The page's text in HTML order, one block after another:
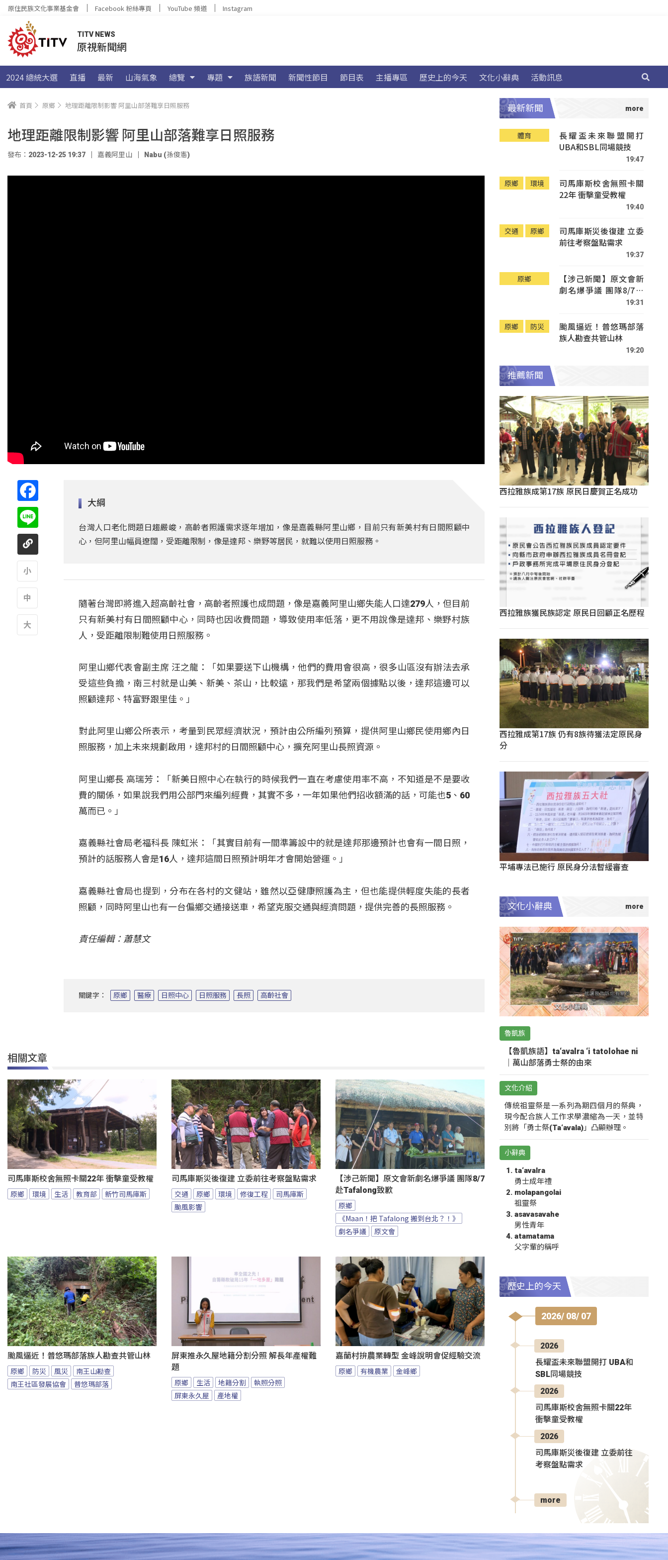
原住民族文化事業基金會 Facebook 粉絲專頁 YouTube 頻道 Instagram
TITV NEWS
原視新聞網
2024 總統大選 直播 最新 山海氣象 總覽 專題 族語新聞 新聞性節目 節目表 主播專區 歷史上的今天 文化小辭典 活動訊息
首頁 原鄉 地理距離限制影響 阿里山部落難享日照服務
地理距離限制影響 阿里山部落難享日照服務
發布：2023-12-25 19:37 嘉義阿里山 Nabu (孫俊憲)
大綱
台灣人口老化問題日趨嚴峻，高齡者照護需求逐年增加，像是嘉義縣阿里山鄉，目前只有新美村有日間照顧中
心，但阿里山幅員遼闊，受距離限制，像是達邦、樂野等居民，就難以使用日照服務。
隨著台灣即將進入超高齡社會，高齡者照護也成問題，像是嘉義阿里山鄉失能人口達279人，但目前
只有新美村有日間照顧中心，同時也因收費問題，導致使用率低落，更不用說像是達邦、樂野村族
人，受距離限制難使用日照服務。
阿里山鄉代表會副主席 汪之龍：「如果要送下山機構，他們的費用會很高，很多山區沒有辦法去承
受這些負擔，南三村就是山美、新美、茶山，比較遠，那我們是希望兩個據點以後，達邦這邊可以
照顧達邦、特富野跟里佳。」
對此阿里山鄉公所表示，考量到民眾經濟狀況，預計由公所編列預算，提供阿里山鄉民使用鄉內日
照服務，加上未來規劃啟用，達邦村的日間照顧中心，擴充阿里山長照資源。
阿里山鄉長 高瑞芳：「新美日照中心在執行的時候我們一直在考慮使用率不高，不知道是不是要收
費的關係，如果說我們用公部門來編列經費，其實不多，一年如果他們招收額滿的話，可能也5、60
萬而已。」
嘉義縣社會局老福科長 陳虹米：「其實目前有一間準籌設中的就是達邦那邊預計也會有一間日照，
預計的話服務人會是16人，達邦這間日照預計明年才會開始營運。」
嘉義縣社會局也提到，分布在各村的文健站，雖然以亞健康照護為主，但也能提供輕度失能的長者
照顧，同時阿里山也有一台偏鄉交通接送車，希望克服交通與經濟問題，提供完善的長照服務。
責任編輯：蕭慧文
關鍵字： 原鄉 醫療 日照中心 日照服務 長照 高齡社會
相關文章
司馬庫斯校舍無照卡關22年 衝擊童受教權
原鄉 環境 生活 教育部 新竹司馬庫斯
司馬庫斯災後復建 立委前往考察盤點需求
交通 原鄉 環境 修復工程
司馬庫斯
颱風影響
【涉己新聞】原文會新劇名爆爭議 團隊8/7
赴Tafalong致歉
原鄉
《Maan！把 Tafalong 搬到台北？！》
劇名爭議
原文會
颱風逼近！普悠瑪部落族人勘查共管山林
原鄉 防災 風災
南王山勘查
南王社區發展協會
普悠瑪部落
屏東推永久屋地籍分割分照 解長年產權難
題
原鄉 生活 地籍分割
執照分照
屏東永久屋
產地權
嘉蘭村拚農業轉型 金峰說明會促經驗交流
原鄉 有機農業 金峰鄉
最新新聞
體育
長耀盃未來聯盟開打
UBA和SBL同場競技
19:47
原鄉 環境
司馬庫斯校舍無照卡關
22年 衝擊童受教權
19:40
交通 原鄉
司馬庫斯災後復建 立委
前往考察盤點需求
19:37
原鄉
【涉己新聞】原文會新
劇名爆爭議 團隊8/7赴
19:31
原鄉 防災
颱風逼近！普悠瑪部落
族人勘查共管山林
19:20
推薦新聞
西拉雅族成第17族 原民日慶賀正名成功
西拉雅族獲民族認定 原民日回顧正名歷程
西拉雅成第17族 仍有8族待獲法定原民身
分
平埔專法已施行 原民身分法暫緩審查
文化小辭典
魯凱族
【魯凱族語】ta‘avalra ‘i tatolohae ni
｜萬山部落勇士祭的由來
文化介紹
傳統祖靈祭是一系列為期四個月的祭典，
現今配合族人工作求學濃縮為一天，並特
別將「勇士祭(Ta‘avala)」凸顯辦理。
小辭典
ta‘avalra
勇士成年禮
molapangolai
祖靈祭
asavasavahe
男性青年
atamatama
父字輩的稱呼
歷史上的今天
2026/ 08/ 07
2026
長耀盃未來聯盟開打 UBA和
SBL同場競技
2026
司馬庫斯校舍無照卡關22年
衝擊童受教權
2026
司馬庫斯災後復建 立委前往
考察盤點需求
more